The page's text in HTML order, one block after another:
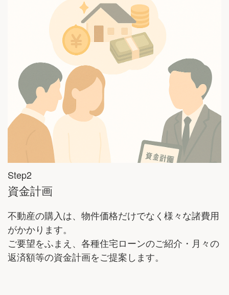
Step2
資金計画
不動産の購入は、物件価格だけでなく様々な諸費用
がかかります。
ご要望をふまえ、各種住宅ローンのご紹介・月々の
返済額等の資金計画をご提案します。